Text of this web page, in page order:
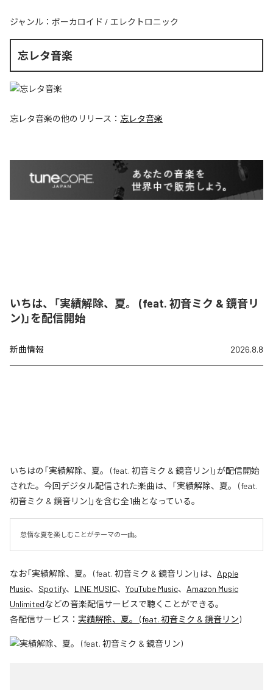
ジャンル： ボーカロイド / エレクトロニック
忘レタ音楽
忘レタ音楽の他のリリース： 忘レタ音楽
いちは、「実績解除、夏。 (feat. 初音ミク & 鏡音リ
ン)」を配信開始
新曲情報 2026.8.8
いちはの「実績解除、夏。 (feat. 初音ミク & 鏡音リン)」が配信開始
された。今回デジタル配信された楽曲は、「実績解除、夏。 (feat.
初音ミク & 鏡音リン)」を含む全1曲となっている。
怠惰な夏を楽しむことがテーマの一曲。
なお「実績解除、夏。 (feat. 初音ミク & 鏡音リン)」は、 Apple
Music、 Spotify、 LINE MUSIC、 YouTube Music、 Amazon Music
Unlimitedなどの音楽配信サービスで聴くことができる。
各配信サービス： 実績解除、夏。 (feat. 初音ミク & 鏡音リン)